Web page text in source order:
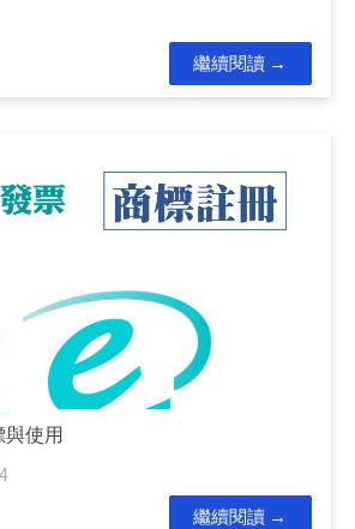
繼續閱讀
與使用
繼續閱讀